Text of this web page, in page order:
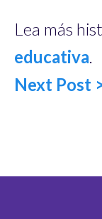
Lea más
educativa.
Next Post